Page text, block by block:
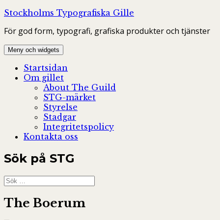
Hoppa
innehåll
Stockholms Typografiska Gille
För god form, typografi, grafiska produkter och tjänster
Meny och widgets
Startsidan
Om gillet
About The Guild
STG-märket
Styrelse
Stadgar
Integritetspolicy
Kontakta oss
Sök på STG
Sök
efter:
The Boerum